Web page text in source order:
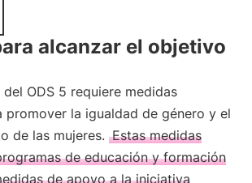
alcanzar el objetivo
ODS 5 requiere medidas
promover la igualdad de género y el
de las mujeres. Estas medidas
de educación y formación
de apoyo a la iniciativa